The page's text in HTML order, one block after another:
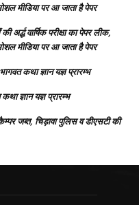
मीडिया पर आ जाता है पेपर
अर्द्ध वार्षिक परीक्षा का पेपर लीक,
मीडिया पर आ जाता है पेपर
कथा ज्ञान यज्ञ प्रारम्भ
ज्ञान यज्ञ प्रारम्भ
जब्त, चिड़ावा पुलिस व डीएसटी की